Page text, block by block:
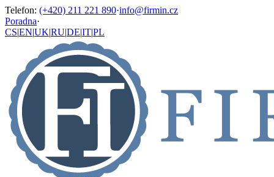
Telefon: (+420) 211 221 890·info@firmin.cz
Poradna·
CS|EN|UK|RU|DE|IT|PL